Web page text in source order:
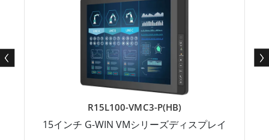
R15L100-VMC3-P(HB)
15インチ G-WIN VMシリーズディスプレイ